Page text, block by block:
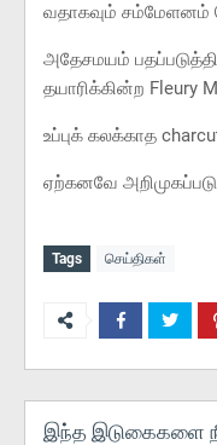
வதாகவும் சம்மேளனம்
அதேசமயம்
தயாரிக்கின்ற Fleury
உப்புக் கலக்காத
ஏற்கனவே
Tags செய்திகள்
இந்த இடுகைகளை